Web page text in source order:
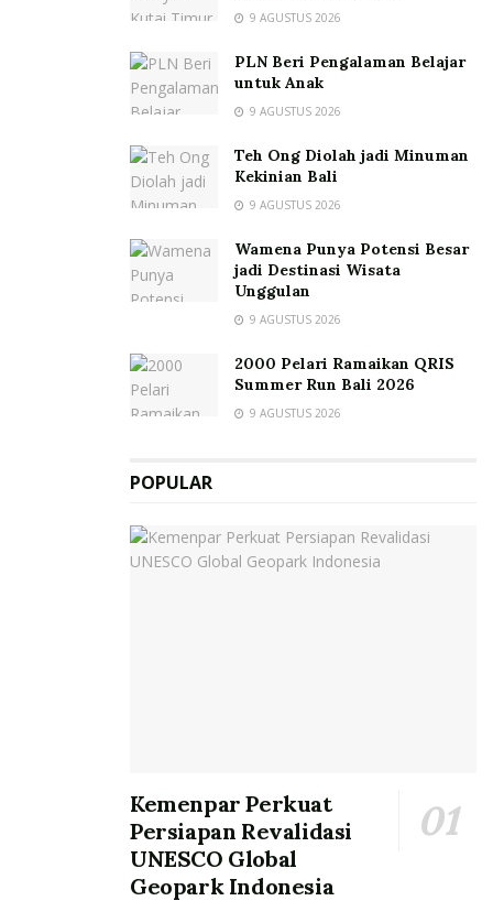
9 AGUSTUS 2026
PLN Beri Pengalaman Belajar
untuk Anak
9 AGUSTUS 2026
Teh Ong Diolah jadi Minuman
Kekinian Bali
9 AGUSTUS 2026
Wamena Punya Potensi Besar
jadi Destinasi Wisata
Unggulan
9 AGUSTUS 2026
2000 Pelari Ramaikan QRIS
Summer Run Bali 2026
9 AGUSTUS 2026
POPULAR
Kemenpar Perkuat
Persiapan Revalidasi
UNESCO Global
Geopark Indonesia